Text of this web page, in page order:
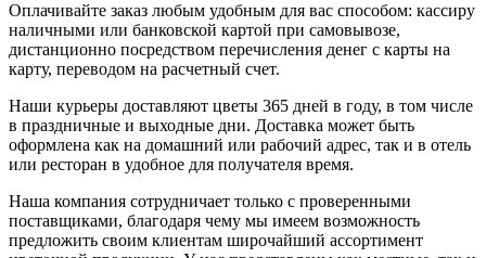
Оплачивайте заказ любым удобным для вас способом: кассиру
наличными или банковской картой при самовывозе,
дистанционно посредством перечисления денег с карты на
карту, переводом на расчетный счет.
Наши курьеры доставляют цветы 365 дней в году, в том числе
в праздничные и выходные дни. Доставка может быть
оформлена как на домашний или рабочий адрес, так и в отель
или ресторан в удобное для получателя время.
Наша компания сотрудничает только с проверенными
поставщиками, благодаря чему мы имеем возможность
предложить своим клиентам широчайший ассортимент